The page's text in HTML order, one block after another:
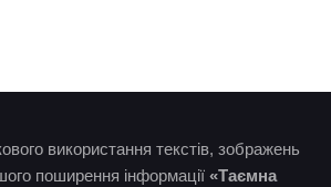
використання текстів, зображень
поширення інформації «Таємна